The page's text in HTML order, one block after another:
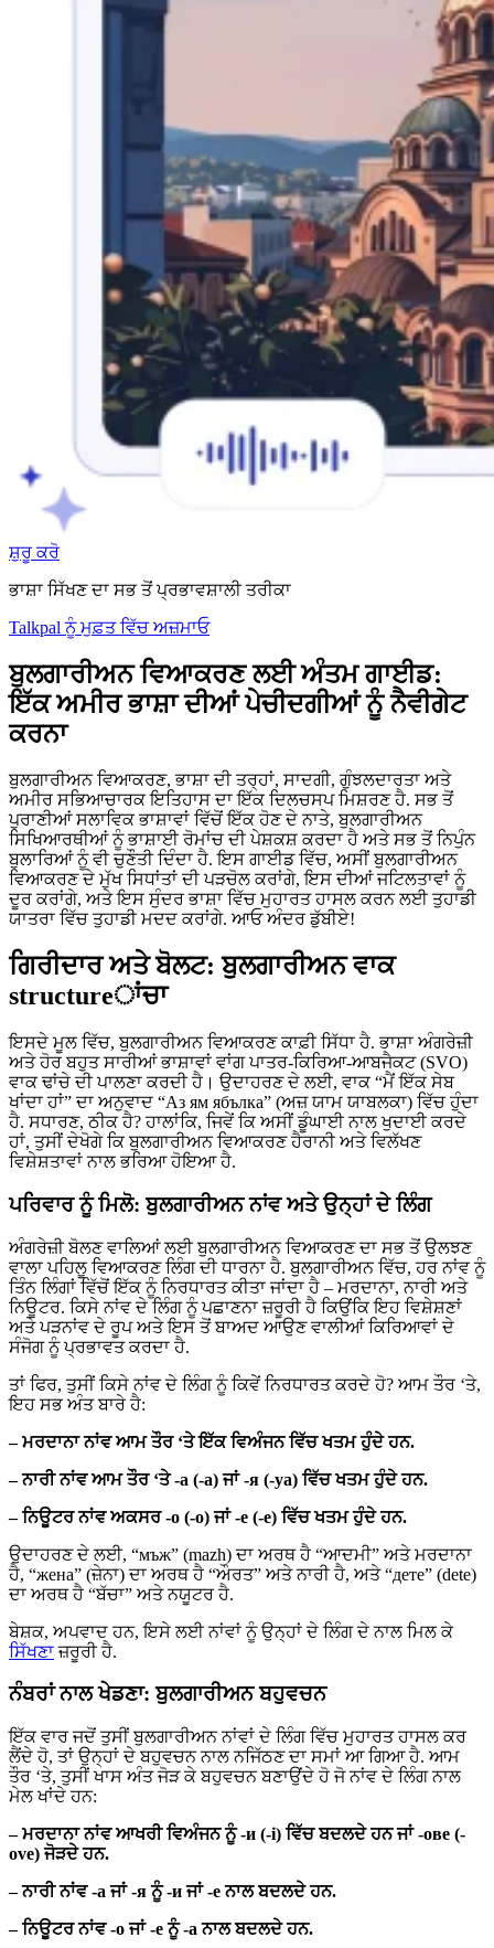
ਸ਼ੁਰੂ ਕਰੋ
ਭਾਸ਼ਾ ਸਿੱਖਣ ਦਾ ਸਭ ਤੋਂ ਪ੍ਰਭਾਵਸ਼ਾਲੀ ਤਰੀਕਾ
Talkpal ਨੂੰ ਮੁਫ਼ਤ ਵਿੱਚ ਅਜ਼ਮਾਓ
ਬੁਲਗਾਰੀਅਨ ਵਿਆਕਰਣ ਲਈ ਅੰਤਮ ਗਾਈਡ:
ਇੱਕ ਅਮੀਰ ਭਾਸ਼ਾ ਦੀਆਂ ਪੇਚੀਦਗੀਆਂ ਨੂੰ ਨੈਵੀਗੇਟ
ਕਰਨਾ
ਬੁਲਗਾਰੀਅਨ ਵਿਆਕਰਣ, ਭਾਸ਼ਾ ਦੀ ਤਰ੍ਹਾਂ, ਸਾਦਗੀ, ਗੁੰਝਲਦਾਰਤਾ ਅਤੇ
ਅਮੀਰ ਸਭਿਆਚਾਰਕ ਇਤਿਹਾਸ ਦਾ ਇੱਕ ਦਿਲਚਸਪ ਮਿਸ਼ਰਣ ਹੈ. ਸਭ ਤੋਂ
ਪੁਰਾਣੀਆਂ ਸਲਾਵਿਕ ਭਾਸ਼ਾਵਾਂ ਵਿੱਚੋਂ ਇੱਕ ਹੋਣ ਦੇ ਨਾਤੇ, ਬੁਲਗਾਰੀਅਨ
ਸਿਖਿਆਰਥੀਆਂ ਨੂੰ ਭਾਸ਼ਾਈ ਰੋਮਾਂਚ ਦੀ ਪੇਸ਼ਕਸ਼ ਕਰਦਾ ਹੈ ਅਤੇ ਸਭ ਤੋਂ ਨਿਪੁੰਨ
ਬੁਲਾਰਿਆਂ ਨੂੰ ਵੀ ਚੁਣੌਤੀ ਦਿੰਦਾ ਹੈ. ਇਸ ਗਾਈਡ ਵਿੱਚ, ਅਸੀਂ ਬੁਲਗਾਰੀਅਨ
ਵਿਆਕਰਣ ਦੇ ਮੁੱਖ ਸਿਧਾਂਤਾਂ ਦੀ ਪੜਚੋਲ ਕਰਾਂਗੇ, ਇਸ ਦੀਆਂ ਜਟਿਲਤਾਵਾਂ ਨੂੰ
ਦੂਰ ਕਰਾਂਗੇ, ਅਤੇ ਇਸ ਸੁੰਦਰ ਭਾਸ਼ਾ ਵਿੱਚ ਮੁਹਾਰਤ ਹਾਸਲ ਕਰਨ ਲਈ ਤੁਹਾਡੀ
ਯਾਤਰਾ ਵਿੱਚ ਤੁਹਾਡੀ ਮਦਦ ਕਰਾਂਗੇ. ਆਓ ਅੰਦਰ ਡੁੱਬੀਏ!
ਗਿਰੀਦਾਰ ਅਤੇ ਬੋਲਟ: ਬੁਲਗਾਰੀਅਨ ਵਾਕ
structureਾਂਚਾ
ਇਸਦੇ ਮੂਲ ਵਿੱਚ, ਬੁਲਗਾਰੀਅਨ ਵਿਆਕਰਣ ਕਾਫ਼ੀ ਸਿੱਧਾ ਹੈ. ਭਾਸ਼ਾ ਅੰਗਰੇਜ਼ੀ
ਅਤੇ ਹੋਰ ਬਹੁਤ ਸਾਰੀਆਂ ਭਾਸ਼ਾਵਾਂ ਵਾਂਗ ਪਾਤਰ-ਕਿਰਿਆ-ਆਬਜੈਕਟ (SVO)
ਵਾਕ ਢਾਂਚੇ ਦੀ ਪਾਲਣਾ ਕਰਦੀ ਹੈ। ਉਦਾਹਰਣ ਦੇ ਲਈ, ਵਾਕ “ਮੈਂ ਇੱਕ ਸੇਬ
ਖਾਂਦਾ ਹਾਂ” ਦਾ ਅਨੁਵਾਦ “Аз ям ябълка” (ਅਜ਼ ਯਾਮ ਯਾਬਲਕਾ) ਵਿੱਚ ਹੁੰਦਾ
ਹੈ. ਸਧਾਰਣ, ਠੀਕ ਹੈ? ਹਾਲਾਂਕਿ, ਜਿਵੇਂ ਕਿ ਅਸੀਂ ਡੂੰਘਾਈ ਨਾਲ ਖੁਦਾਈ ਕਰਦੇ
ਹਾਂ, ਤੁਸੀਂ ਦੇਖੋਗੇ ਕਿ ਬੁਲਗਾਰੀਅਨ ਵਿਆਕਰਣ ਹੈਰਾਨੀ ਅਤੇ ਵਿਲੱਖਣ
ਵਿਸ਼ੇਸ਼ਤਾਵਾਂ ਨਾਲ ਭਰਿਆ ਹੋਇਆ ਹੈ.
ਪਰਿਵਾਰ ਨੂੰ ਮਿਲੋ: ਬੁਲਗਾਰੀਅਨ ਨਾਂਵ ਅਤੇ ਉਨ੍ਹਾਂ ਦੇ ਲਿੰਗ
ਅੰਗਰੇਜ਼ੀ ਬੋਲਣ ਵਾਲਿਆਂ ਲਈ ਬੁਲਗਾਰੀਅਨ ਵਿਆਕਰਣ ਦਾ ਸਭ ਤੋਂ ਉਲਝਣ
ਵਾਲਾ ਪਹਿਲੂ ਵਿਆਕਰਣ ਲਿੰਗ ਦੀ ਧਾਰਨਾ ਹੈ. ਬੁਲਗਾਰੀਅਨ ਵਿੱਚ, ਹਰ ਨਾਂਵ ਨੂੰ
ਤਿੰਨ ਲਿੰਗਾਂ ਵਿੱਚੋਂ ਇੱਕ ਨੂੰ ਨਿਰਧਾਰਤ ਕੀਤਾ ਜਾਂਦਾ ਹੈ – ਮਰਦਾਨਾ, ਨਾਰੀ ਅਤੇ
ਨਿਊਟਰ. ਕਿਸੇ ਨਾਂਵ ਦੇ ਲਿੰਗ ਨੂੰ ਪਛਾਣਨਾ ਜ਼ਰੂਰੀ ਹੈ ਕਿਉਂਕਿ ਇਹ ਵਿਸ਼ੇਸ਼ਣਾਂ
ਅਤੇ ਪੜਨਾਂਵ ਦੇ ਰੂਪ ਅਤੇ ਇਸ ਤੋਂ ਬਾਅਦ ਆਉਣ ਵਾਲੀਆਂ ਕਿਰਿਆਵਾਂ ਦੇ
ਸੰਜੋਗ ਨੂੰ ਪ੍ਰਭਾਵਤ ਕਰਦਾ ਹੈ.
ਤਾਂ ਫਿਰ, ਤੁਸੀਂ ਕਿਸੇ ਨਾਂਵ ਦੇ ਲਿੰਗ ਨੂੰ ਕਿਵੇਂ ਨਿਰਧਾਰਤ ਕਰਦੇ ਹੋ? ਆਮ ਤੌਰ ‘ਤੇ,
ਇਹ ਸਭ ਅੰਤ ਬਾਰੇ ਹੈ:
– ਮਰਦਾਨਾ ਨਾਂਵ ਆਮ ਤੌਰ ‘ਤੇ ਇੱਕ ਵਿਅੰਜਨ ਵਿੱਚ ਖਤਮ ਹੁੰਦੇ ਹਨ.
– ਨਾਰੀ ਨਾਂਵ ਆਮ ਤੌਰ ‘ਤੇ -а (-a) ਜਾਂ -я (-ya) ਵਿੱਚ ਖਤਮ ਹੁੰਦੇ ਹਨ.
– ਨਿਊਟਰ ਨਾਂਵ ਅਕਸਰ -о (-o) ਜਾਂ -е (-е) ਵਿੱਚ ਖਤਮ ਹੁੰਦੇ ਹਨ.
ਉਦਾਹਰਣ ਦੇ ਲਈ, “мъж” (mazh) ਦਾ ਅਰਥ ਹੈ “ਆਦਮੀ” ਅਤੇ ਮਰਦਾਨਾ
ਹੈ, “жена” (ਜ਼ੇਨਾ) ਦਾ ਅਰਥ ਹੈ “ਔਰਤ” ਅਤੇ ਨਾਰੀ ਹੈ, ਅਤੇ “дете” (dete)
ਦਾ ਅਰਥ ਹੈ “ਬੱਚਾ” ਅਤੇ ਨਯੂਟਰ ਹੈ.
ਬੇਸ਼ਕ, ਅਪਵਾਦ ਹਨ, ਇਸੇ ਲਈ ਨਾਂਵਾਂ ਨੂੰ ਉਨ੍ਹਾਂ ਦੇ ਲਿੰਗ ਦੇ ਨਾਲ ਮਿਲ ਕੇ
ਸਿੱਖਣਾਜ਼ਰੂਰੀ ਹੈ.
ਨੰਬਰਾਂ ਨਾਲ ਖੇਡਣਾ: ਬੁਲਗਾਰੀਅਨ ਬਹੁਵਚਨ
ਇੱਕ ਵਾਰ ਜਦੋਂ ਤੁਸੀਂ ਬੁਲਗਾਰੀਅਨ ਨਾਂਵਾਂ ਦੇ ਲਿੰਗ ਵਿੱਚ ਮੁਹਾਰਤ ਹਾਸਲ ਕਰ
ਲੈਂਦੇ ਹੋ, ਤਾਂ ਉਨ੍ਹਾਂ ਦੇ ਬਹੁਵਚਨ ਨਾਲ ਨਜਿੱਠਣ ਦਾ ਸਮਾਂ ਆ ਗਿਆ ਹੈ. ਆਮ
ਤੌਰ ‘ਤੇ, ਤੁਸੀਂ ਖਾਸ ਅੰਤ ਜੋੜ ਕੇ ਬਹੁਵਚਨ ਬਣਾਉਂਦੇ ਹੋ ਜੋ ਨਾਂਵ ਦੇ ਲਿੰਗ ਨਾਲ
ਮੇਲ ਖਾਂਦੇ ਹਨ:
– ਮਰਦਾਨਾ ਨਾਂਵ ਆਖਰੀ ਵਿਅੰਜਨ ਨੂੰ -и (-i) ਵਿੱਚ ਬਦਲਦੇ ਹਨ ਜਾਂ -ове (-
ove) ਜੋੜਦੇ ਹਨ.
– ਨਾਰੀ ਨਾਂਵ -а ਜਾਂ -я ਨੂੰ -и ਜਾਂ -е ਨਾਲ ਬਦਲਦੇ ਹਨ.
– ਨਿਊਟਰ ਨਾਂਵ -о ਜਾਂ -е ਨੂੰ -а ਨਾਲ ਬਦਲਦੇ ਹਨ.